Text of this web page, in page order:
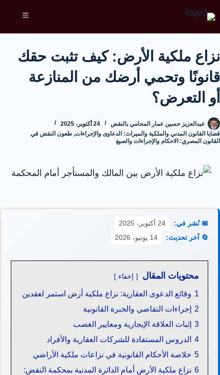
نزاع ملكية الأرض: كيف تثبت حقك
قانونًا وتحمي أرضك من المنازعة
أو التعرض؟
عبدالعزيز حسين عمار المحامي بالنقض
24 أكتوبر، 2025
قضايا القانون المدني والملكية والميراث: الدعاوى والإجراءات, طعون النقض في
القانون المصري: الاحكام والإجراءات والصيغ
📅 نُشر في:
24 أكتوبر، 2025
🔄 آخر تحديث:
14 يونيو، 2026
محتويات المقال إخفاء
1 وقائع الدعوى العقارية: نزاع ملكية أرض استمر لعقدين
2 إجراءات التقاضي والخبرة القانونية
3 إثبات العلاقة الإيجارية ومعايير الغصب
4 الدروس المستفادة للشركات العقارية والأفراد
5 خلاصة الأحكام القانونية في نزاعات ملكية الأراضي
6 نزاع ملكية الأرض أمام الدائرة المدنية بمحكمة النقض: